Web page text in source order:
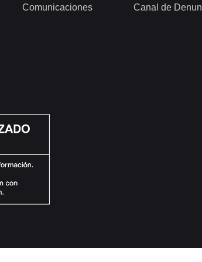
Comunicaciones Canal de